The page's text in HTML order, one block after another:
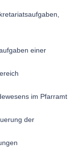
einer
im Pfarramt
der